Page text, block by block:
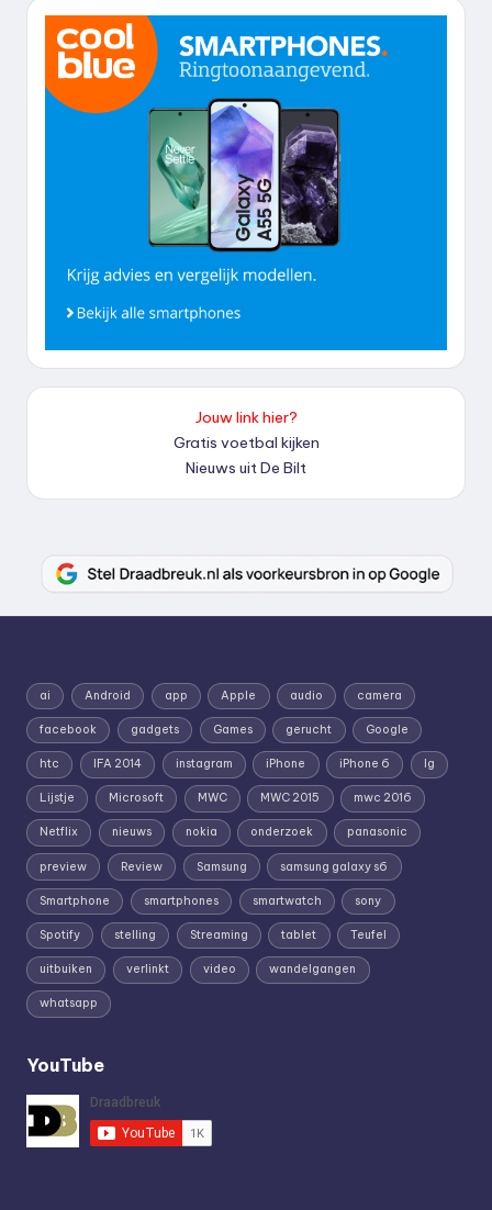
Jouw link hier?
Gratis voetbal kijken
Nieuws uit De Bilt
ai Android app Apple audio camera
facebook gadgets Games gerucht Google
htc IFA 2014 instagram iPhone iPhone 6 lg
Lijstje Microsoft MWC MWC 2015 mwc 2016
Netflix nieuws nokia onderzoek panasonic
preview Review Samsung samsung galaxy s6
Smartphone smartphones smartwatch sony
Spotify stelling Streaming tablet Teufel
uitbuiken verlinkt video wandelgangen
whatsapp
YouTube